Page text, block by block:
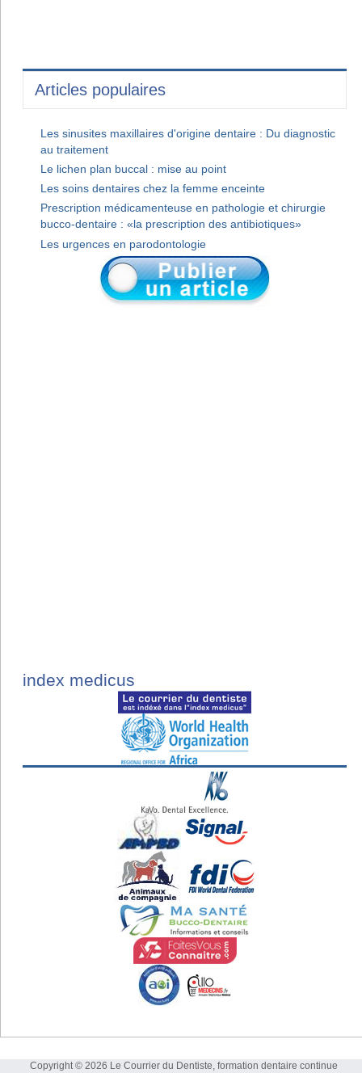
Articles populaires
Les sinusites maxillaires d'origine dentaire : Du diagnostic
au traitement
Le lichen plan buccal : mise au point
Les soins dentaires chez la femme enceinte
Prescription médicamenteuse en pathologie et chirurgie
bucco-dentaire : «la prescription des antibiotiques»
Les urgences en parodontologie
index medicus
Copyright © 2026 Le Courrier du Dentiste, formation dentaire continue